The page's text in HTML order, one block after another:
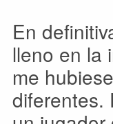
En
lleno en la
me
diferentes.